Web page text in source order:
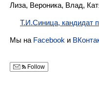
Лиза, Вероника, Влад,
Т.И.Синица, кандидат
Мы на Facebook и
Follow